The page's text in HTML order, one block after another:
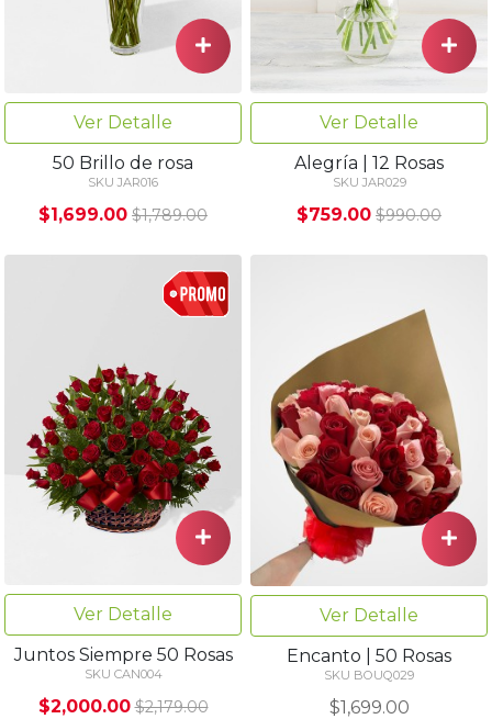
Ver Detalle
50 Brillo de rosa
SKU JAR016
$1,699.00 $1,789.00
Ver Detalle
Alegría | 12 Rosas
SKU JAR029
$759.00 $990.00
Ver Detalle
Juntos Siempre 50 Rosas
SKU CAN004
$2,000.00 $2,179.00
Ver Detalle
Encanto | 50 Rosas
SKU BOUQ029
$1,699.00